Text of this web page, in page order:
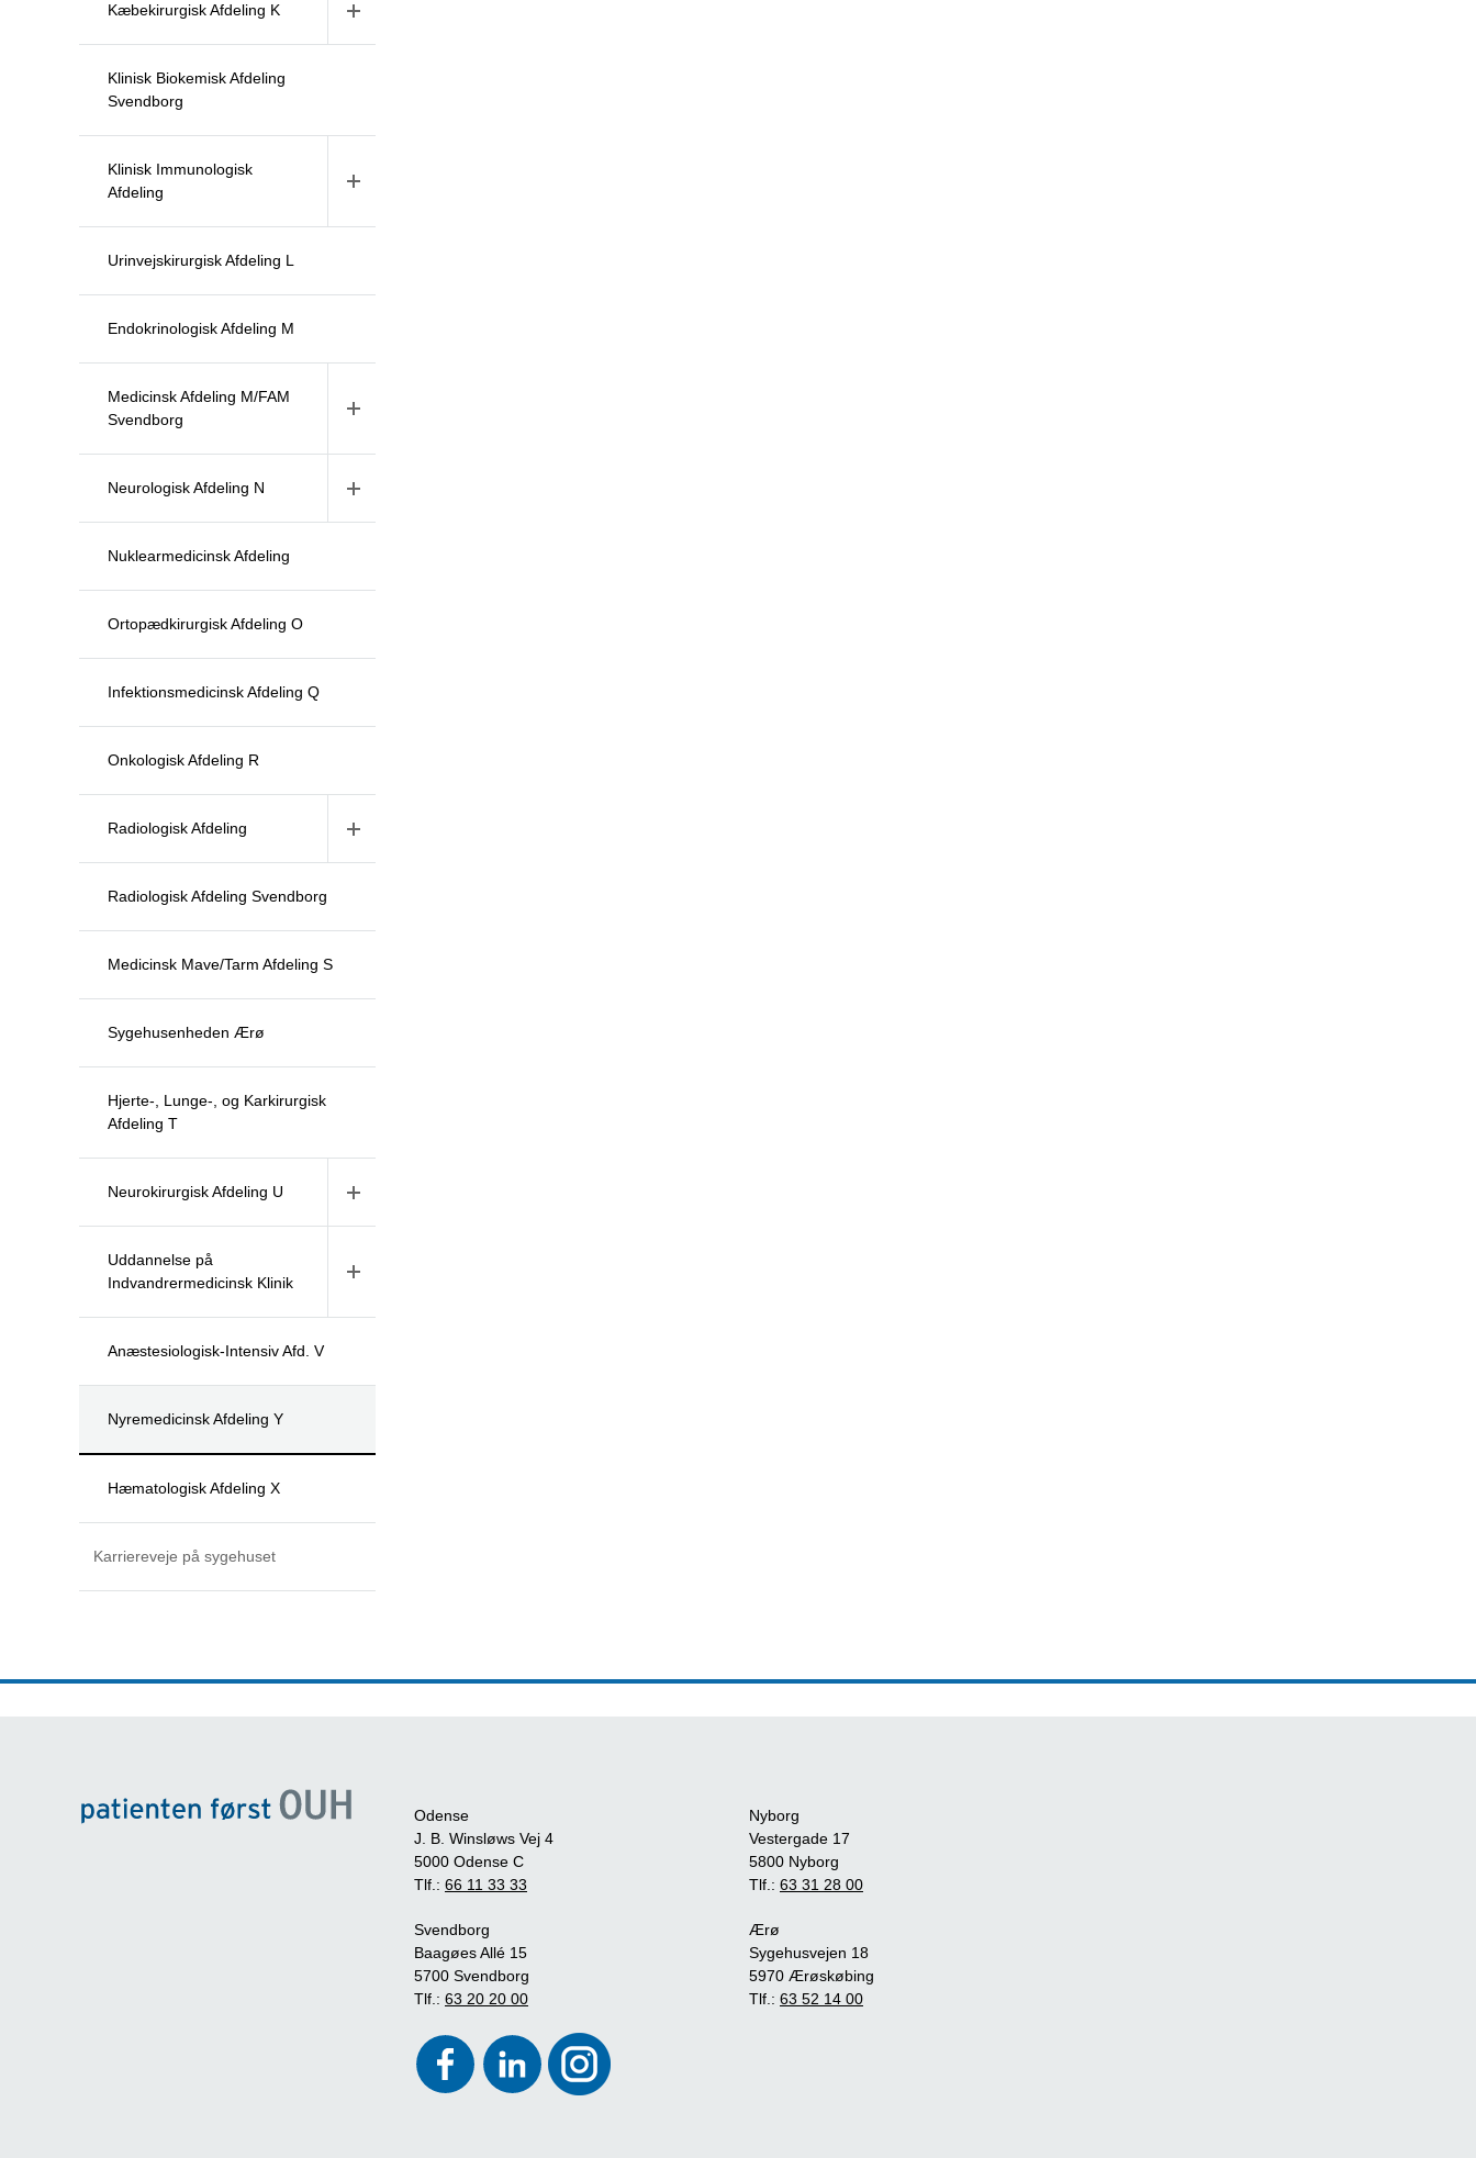
Kæbekirurgisk Afdeling K
Klinisk Biokemisk Afdeling
Svendborg
Klinisk Immunologisk
Afdeling
Urinvejskirurgisk Afdeling L
Endokrinologisk Afdeling M
Medicinsk Afdeling M/FAM
Svendborg
Neurologisk Afdeling N
Nuklearmedicinsk Afdeling
Ortopædkirurgisk Afdeling O
Infektionsmedicinsk Afdeling Q
Onkologisk Afdeling R
Radiologisk Afdeling
Radiologisk Afdeling Svendborg
Medicinsk Mave/Tarm Afdeling S
Sygehusenheden Ærø
Hjerte-, Lunge-, og Karkirurgisk
Afdeling T
Neurokirurgisk Afdeling U
Uddannelse på
Indvandrermedicinsk Klinik
Anæstesiologisk-Intensiv Afd. V
Nyremedicinsk Afdeling Y
Hæmatologisk Afdeling X
Karriereveje på sygehuset
Odense
J. B. Winsløws Vej 4
5000 Odense C
Tlf.: 66 11 33 33
Svendborg
Baagøes Allé 15
5700 Svendborg
Tlf.: 63 20 20 00
Nyborg
Vestergade 17
5800 Nyborg
Tlf.: 63 31 28 00
Ærø
Sygehusvejen 18
5970 Ærøskøbing
Tlf.: 63 52 14 00